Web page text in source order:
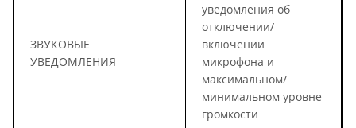
ЗВУКОВЫЕ
УВЕДОМЛЕНИЯ
уведомления об
отключении/
включении
микрофона и
максимальном/
минимальном уровне
громкости